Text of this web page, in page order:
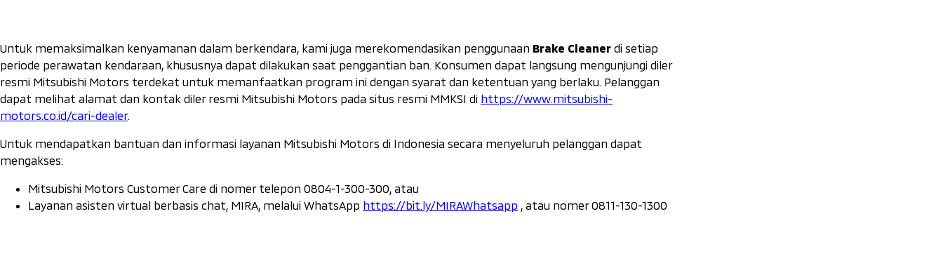
Untuk memaksimalkan kenyamanan dalam berkendara, kami juga merekomendasikan penggunaan Brake Cleaner di setiap
periode perawatan kendaraan, khususnya dapat dilakukan saat penggantian ban. Konsumen dapat langsung mengunjungi diler
resmi Mitsubishi Motors terdekat untuk memanfaatkan program ini dengan syarat dan ketentuan yang berlaku. Pelanggan
dapat melihat alamat dan kontak diler resmi Mitsubishi Motors pada situs resmi MMKSI di https://www.mitsubishi-
motors.co.id/cari-dealer.
Untuk mendapatkan bantuan dan informasi layanan Mitsubishi Motors di Indonesia secara menyeluruh pelanggan dapat
mengakses:
Mitsubishi Motors Customer Care di nomer telepon 0804-1-300-300, atau
Layanan asisten virtual berbasis chat, MIRA, melalui WhatsApp https://bit.ly/MIRAWhatsapp , atau nomer 0811-130-1300